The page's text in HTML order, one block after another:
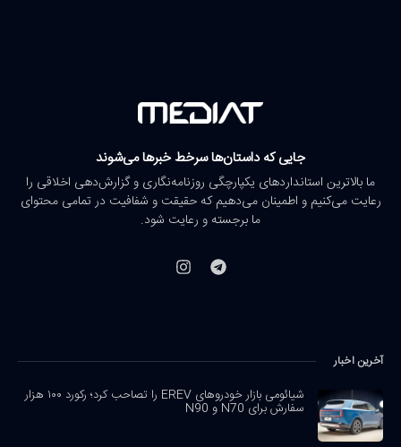
جایی که داستان‌ها سرخط خبرها می‌شوند
ما بالاترین استانداردهای یکپارچگی روزنامه‌نگاری و گزارش‌دهی اخلاقی را
رعایت می‌کنیم و اطمینان می‌دهیم که حقیقت و شفافیت در تمامی محتوای
ما برجسته و رعایت شود.
آخرین اخبار
شیائومی بازار خودروهای EREV را تصاحب کرد؛ رکورد ۱۰۰ هزار
سفارش برای N70 و N90